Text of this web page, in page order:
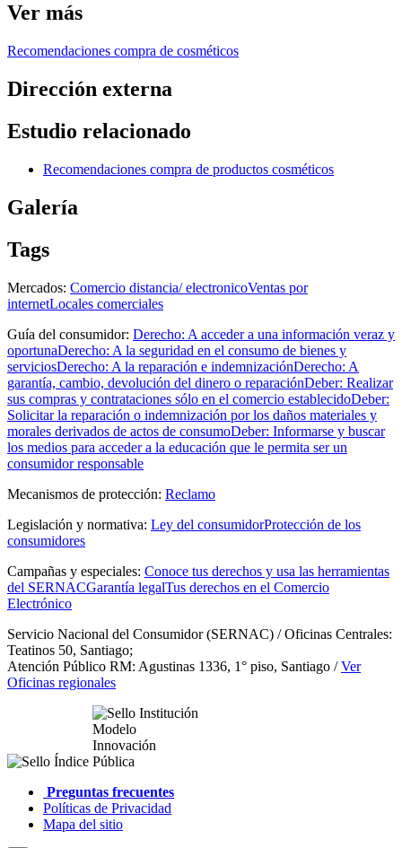
Ver más
Recomendaciones compra de cosméticos
Dirección externa
Estudio relacionado
Recomendaciones compra de productos cosméticos
Galería
Tags
Mercados: Comercio distancia/ electronicoVentas por
internetLocales comerciales
Guía del consumidor: Derecho: A acceder a una información veraz y
oportunaDerecho: A la seguridad en el consumo de bienes y
serviciosDerecho: A la reparación e indemnizaciónDerecho: A
garantía, cambio, devolución del dinero o reparaciónDeber: Realizar
sus compras y contrataciones sólo en el comercio establecidoDeber:
Solicitar la reparación o indemnización por los daños materiales y
morales derivados de actos de consumoDeber: Informarse y buscar
los medios para acceder a la educación que le permita ser un
consumidor responsable
Mecanismos de protección: Reclamo
Legislación y normativa: Ley del consumidorProtección de los
consumidores
Campañas y especiales: Conoce tus derechos y usa las herramientas
del SERNACGarantía legalTus derechos en el Comercio
Electrónico
Servicio Nacional del Consumidor (SERNAC) / Oficinas Centrales:
Teatinos 50, Santiago;
Atención Público RM: Agustinas 1336, 1° piso, Santiago /Ver
Oficinas regionales
Preguntas frecuentes
Políticas de Privacidad
Mapa del sitio